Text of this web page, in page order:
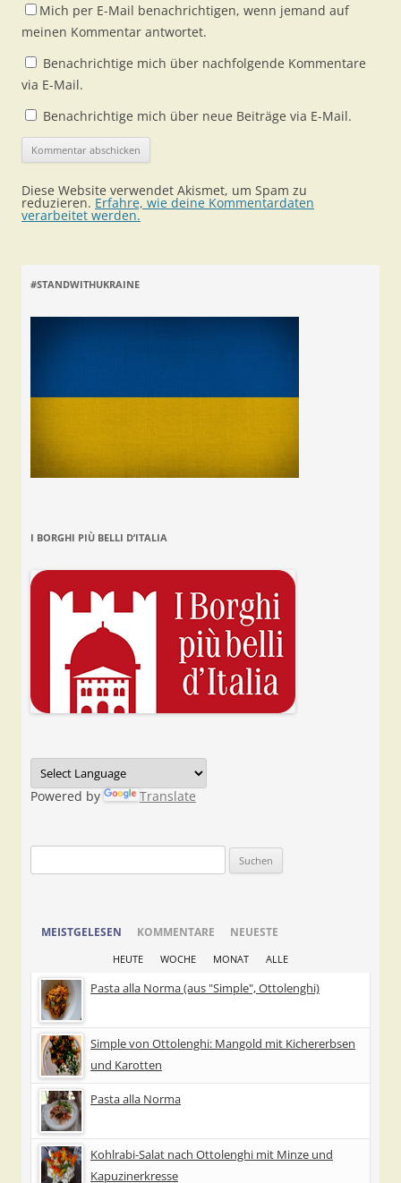
Mich per E-Mail benachrichtigen, wenn jemand auf
meinen Kommentar antwortet.
Benachrichtige mich über nachfolgende Kommentare
via E-Mail.
Benachrichtige mich über neue Beiträge via E-Mail.
Diese Website verwendet Akismet, um Spam zu
reduzieren. Erfahre, wie deine Kommentardaten
verarbeitet werden.
#STANDWITHUKRAINE
I BORGHI PIÙ BELLI D’ITALIA
Powered by Translate
nach:
MEISTGELESEN KOMMENTARE NEUESTE
HEUTE WOCHE MONAT ALLE
Pasta alla Norma (aus "Simple", Ottolenghi)
Simple von Ottolenghi: Mangold mit Kichererbsen
und Karotten
Pasta alla Norma
Kohlrabi-Salat nach Ottolenghi mit Minze und
Kapuzinerkresse